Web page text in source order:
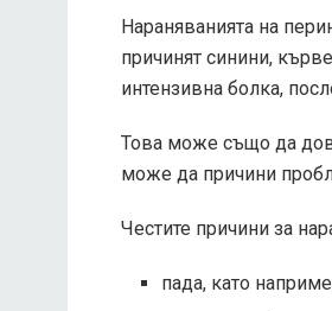
Нараняванията на
причинят синини,
интензивна болка,
Това може също да
може да причини
Честите причини за
пада, като